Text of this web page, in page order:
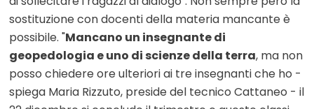
sostituzione con docenti della materia mancante è
possibile. "Mancano un insegnante di
geopedologia e uno di scienze della terra, ma non
posso chiedere ore ulteriori ai tre insegnanti che ho -
spiega Maria Rizzuto, preside del tecnico Cattaneo - il